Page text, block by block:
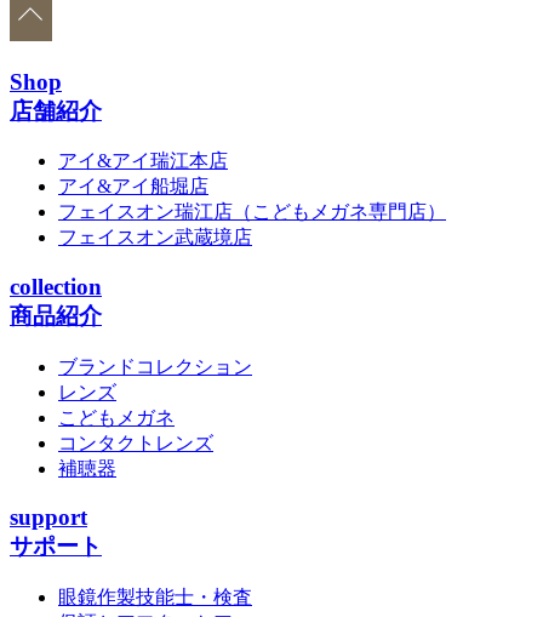
Shop
店舗紹介
アイ&アイ瑞江本店
アイ&アイ船堀店
フェイスオン瑞江店 （こどもメガネ専門店）
フェイスオン武蔵境店
collection
商品紹介
ブランドコレクション
レンズ
こどもメガネ
コンタクトレンズ
補聴器
support
サポート
眼鏡作製技能士・検査